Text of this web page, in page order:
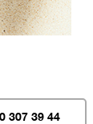
307 39 44